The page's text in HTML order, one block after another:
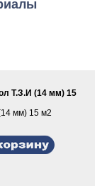
Т.З.И (14 мм) 15
мм) 15 м2